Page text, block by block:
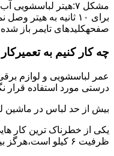
برای ۱۰ ﺛﺎﻧﯿﻪ ﺑﻪ
صفحهکلیدهای ﺗﺎﯾﻤﺮ باز
چه کار کنیم به
عمر لباسشویی و لوازم
درستی مورد استفاده قرار نگیرند،دچار
بیش از حد لباس در ماشین
یکی از خطرناک ترین کار
ظرفیت ۶ کیلو است،هرگز بیشتر از ۶ کیلو در داخل آن لباس قرار ندهید.این کار باعث می شود که عمر ماشین لباسشویی شما به شدت افزایش پیدا کند.